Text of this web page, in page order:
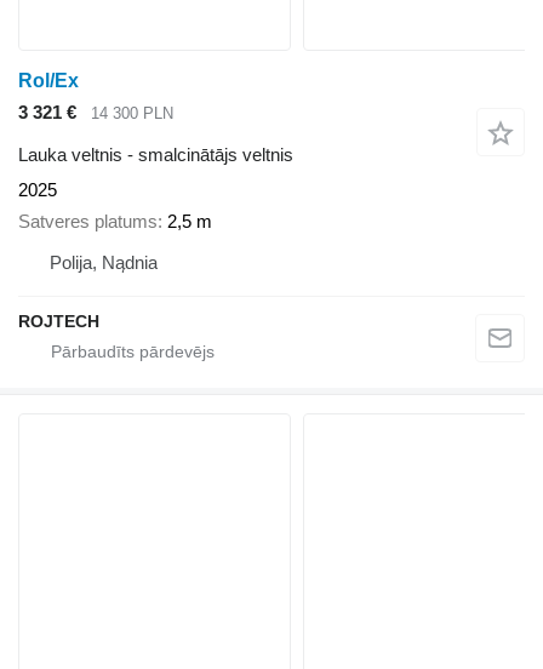
Rol/Ex
3 321 €
14 300 PLN
Lauka veltnis - smalcinātājs veltnis
2025
Satveres platums 2,5 m
Polija, Nądnia
ROJTECH